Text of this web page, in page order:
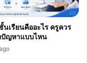
นเรียนคืออะไร ครูควร
ปัญหาแบบไหน